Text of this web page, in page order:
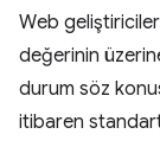
Web
değerinin
durum söz
itibaren